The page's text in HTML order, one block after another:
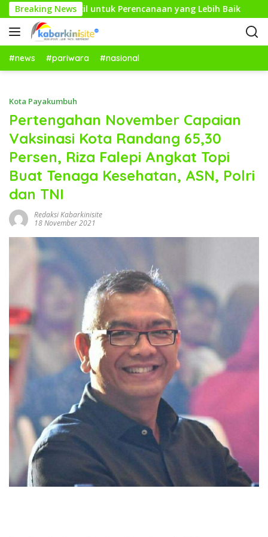
a
g
u
Breaking News
Langkah Kecil untuk Perencanaan yang Lebih Baik
#news #pariwara #nasional
Kota Payakumbuh
Pertengahan November Capaian
Vaksinasi Kota Randang 65,30
Persen, Riza Falepi Angkat Topi
Buat Tenaga Kesehatan, ASN, Polri
dan TNI
Redaksi Kabarkinisite
18 November 2021